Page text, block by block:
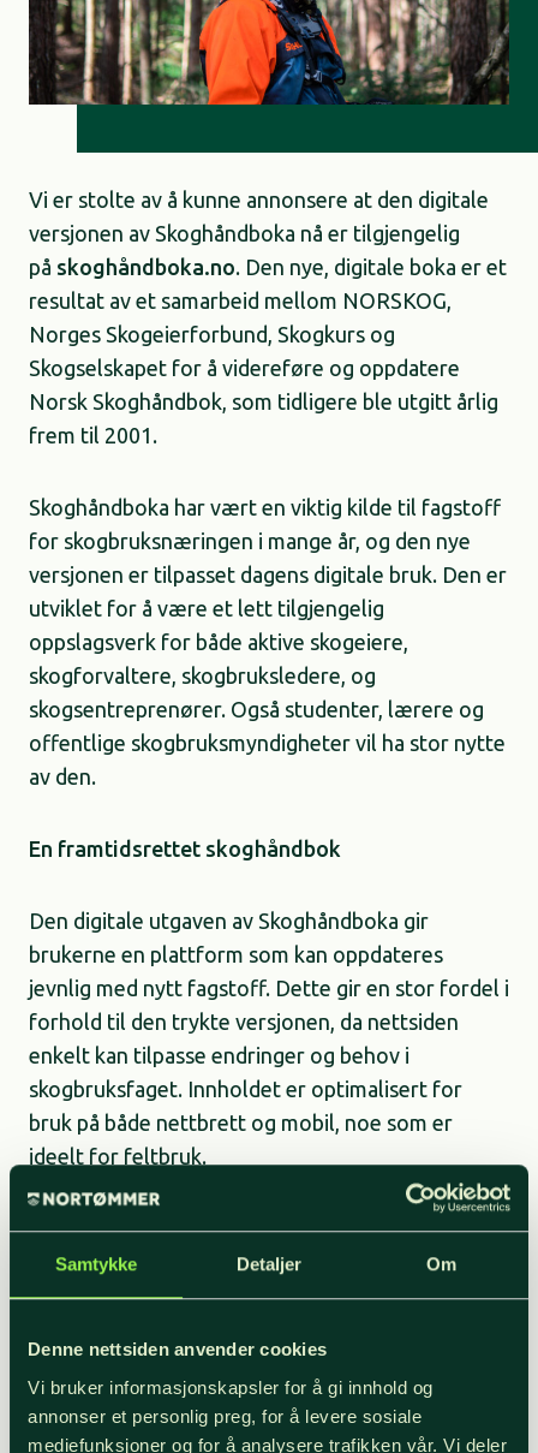
Samtykke Detaljer Om
Denne nettsiden anvender cookies
Vi bruker informasjonskapsler for å gi innhold og
annonser et personlig preg, for å levere sosiale
mediefunksjoner og for å analysere trafikken vår. Vi deler
Vi er stolte av å kunne annonsere at den digitale
versjonen av Skoghåndboka nå er tilgjengelig
på skoghåndboka.no. Den nye, digitale boka er et
resultat av et samarbeid mellom NORSKOG,
Norges Skogeierforbund, Skogkurs og
Skogselskapet for å videreføre og oppdatere
Norsk Skoghåndbok, som tidligere ble utgitt årlig
frem til 2001.
Skoghåndboka har vært en viktig kilde til fagstoff
for skogbruksnæringen i mange år, og den nye
versjonen er tilpasset dagens digitale bruk. Den er
utviklet for å være et lett tilgjengelig
oppslagsverk for både aktive skogeiere,
skogforvaltere, skogbruksledere, og
skogsentreprenører. Også studenter, lærere og
offentlige skogbruksmyndigheter vil ha stor nytte
av den.
En framtidsrettet skoghåndbok
Den digitale utgaven av Skoghåndboka gir
brukerne en plattform som kan oppdateres
jevnlig med nytt fagstoff. Dette gir en stor fordel i
forhold til den trykte versjonen, da nettsiden
enkelt kan tilpasse endringer og behov i
skogbruksfaget. Innholdet er optimalisert for
bruk på både nettbrett og mobil, noe som er
ideelt for feltbruk.
Den nylig lanserte utgaven av Skoghåndboka er
fortsatt basert på 2015-utgaven, men har fått
flere viktige oppdateringer og tilpasninger for
tidligere utgaver: Fokus er på fakta og god
informasjon, som nå er supplert med lenker til
nyttig veiledningsmateriell på nettsteder